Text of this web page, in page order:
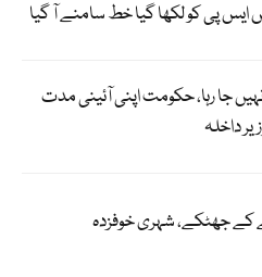
پی کو لکھا گیا خط سامنے آ گیا
جا رہا، حکومت اپنی آئینی مدت
داخلہ
کے جھٹکے، شہری خوفزدہ